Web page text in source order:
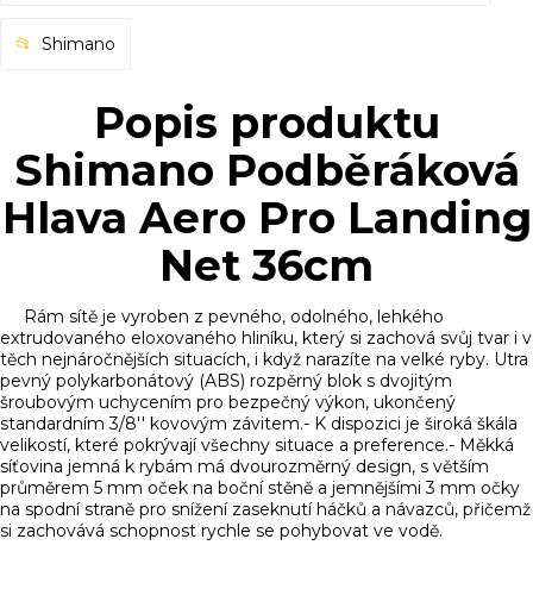
Shimano
Popis produktu
Shimano Podběráková
Hlava Aero Pro Landing
Net 36cm
Rám sítě je vyroben z pevného, odolného, lehkého
extrudovaného eloxovaného hliníku, který si zachová svůj tvar i v
těch nejnáročnějších situacích, i když narazíte na velké ryby. Utra
pevný polykarbonátový (ABS) rozpěrný blok s dvojitým
šroubovým uchycením pro bezpečný výkon, ukončený
standardním 3/8'' kovovým závitem.- K dispozici je široká škála
velikostí, které pokrývají všechny situace a preference.- Měkká
síťovina jemná k rybám má dvourozměrný design, s větším
průměrem 5 mm oček na boční stěně a jemnějšími 3 mm očky
na spodní straně pro snížení zaseknutí háčků a návazců, přičemž
si zachovává schopnost rychle se pohybovat ve vodě.